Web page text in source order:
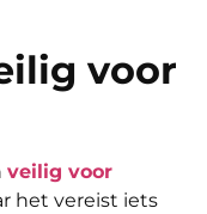
voor
veilig voor
het vereist iets